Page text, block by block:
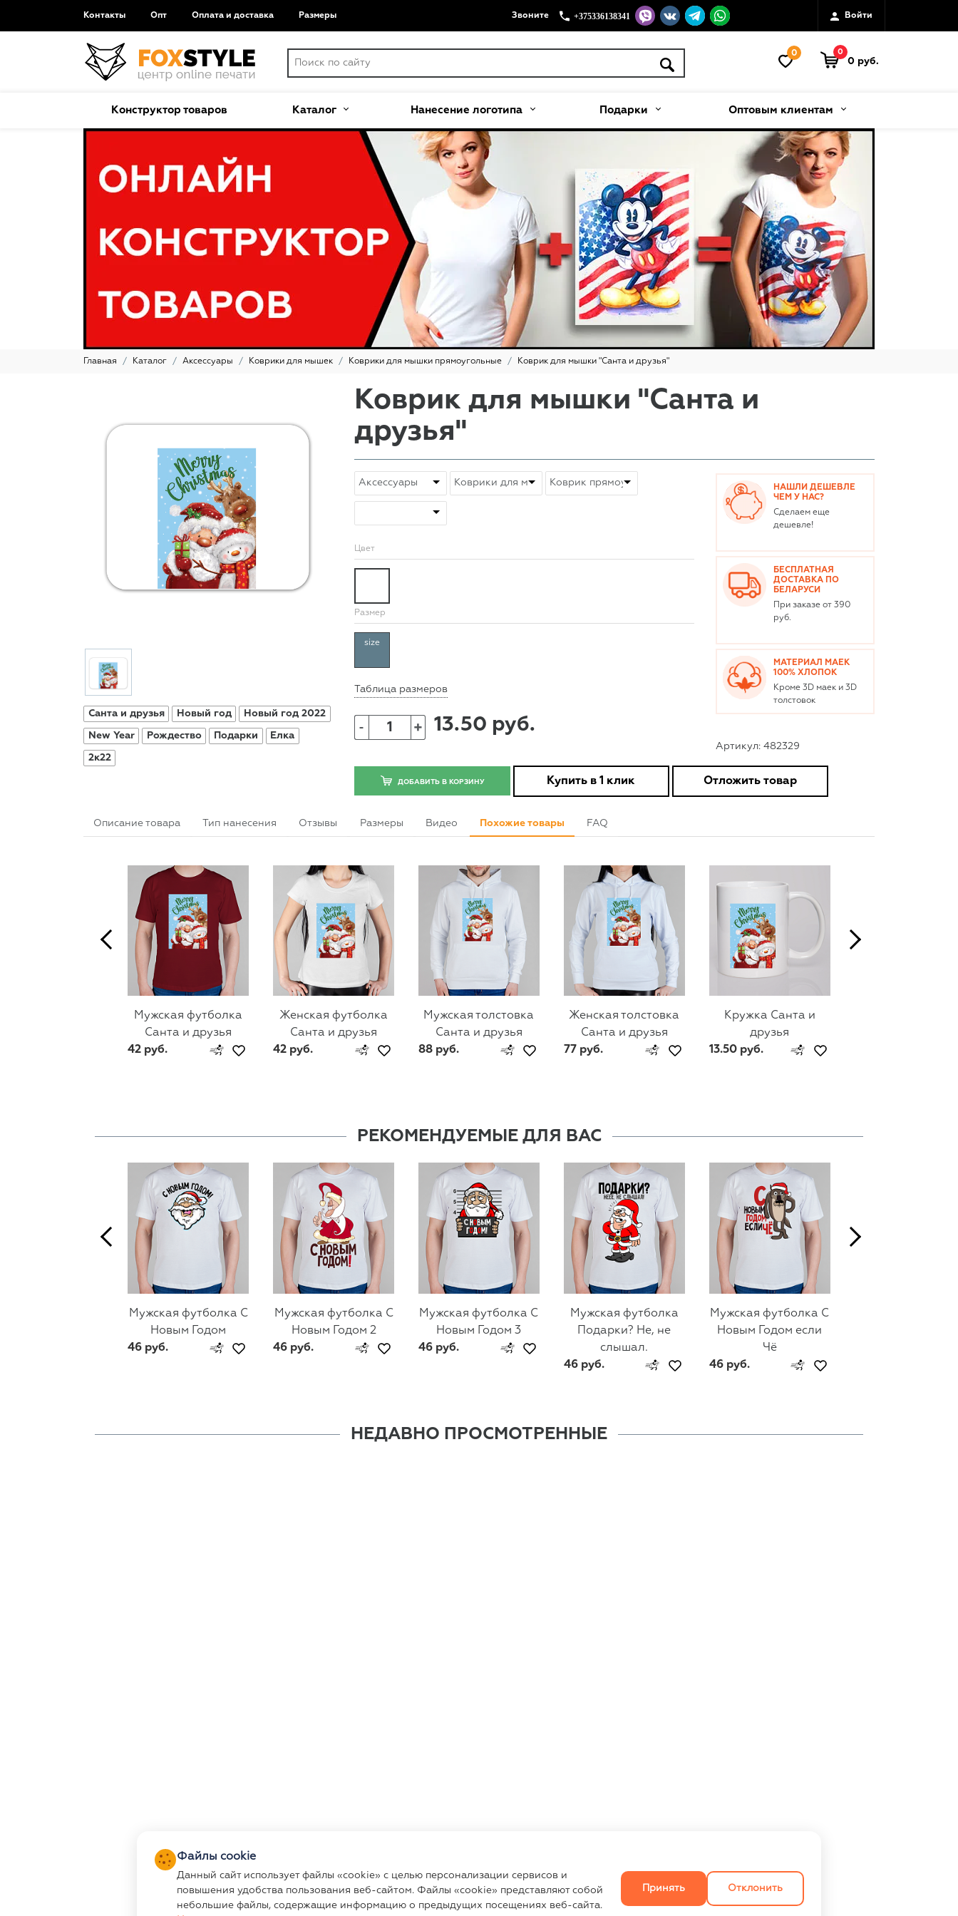
Контакты Опт Оплата и доставка Размеры Звоните +375336138341 Войти
0 0
0 руб.
Конструктор товаров Каталог Нанесение логотипа Подарки Оптовым клиентам
Главная Каталог Аксессуары Коврики для мышек Коврики для мышки прямоугольные Коврик для мышки "Санта и друзья"
Санта и друзья Новый год Новый год 2022
New Year Рождество Подарки Елка
2к22
Коврик для мышки "Санта и
друзья"
Цвет
Размер
size
Таблица размеров
- + 13.50 руб.
НАШЛИ ДЕШЕВЛЕ
ЧЕМ У НАС?
Сделаем еще
дешевле!
БЕСПЛАТНАЯ
ДОСТАВКА ПО
БЕЛАРУСИ
При заказе от 390
руб.
МАТЕРИАЛ МАЕК
100% ХЛОПОК
Кроме 3D маек и 3D
толстовок
Артикул: 482329
ДОБАВИТЬ В КОРЗИНУ Купить в 1 клик Отложить товар
Описание товара Тип нанесения Отзывы Размеры Видео Похожие товары FAQ
Мужская футболка
Санта и друзья
42 руб.
Женская футболка
Санта и друзья
42 руб.
Мужская толстовка
Санта и друзья
88 руб.
Женская толстовка
Санта и друзья
77 руб.
Кружка Санта и
друзья
13.50 руб.
РЕКОМЕНДУЕМЫЕ ДЛЯ ВАС
Мужская футболка С
Новым Годом
46 руб.
Мужская футболка С
Новым Годом 2
46 руб.
Мужская футболка С
Новым Годом 3
46 руб.
Мужская футболка
Подарки? Не, не
слышал.
46 руб.
Мужская футболка С
Новым Годом если
Чё
46 руб.
НЕДАВНО ПРОСМОТРЕННЫЕ
Файлы cookie
Данный сайт использует файлы «cookie» с целью персонализации сервисов и
повышения удобства пользования веб-сайтом. Файлы «cookie» представляют собой
небольшие файлы, содержащие информацию о предыдущих посещениях веб-сайта.
Принять Отклонить